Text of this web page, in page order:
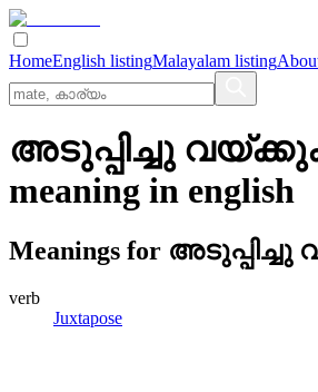
HomeEnglish listingMalayalam listing
അടുപ്പിച്ചു
meaning in english
Meanings for അടുപ്പിച്ചു
verb
Juxtapose